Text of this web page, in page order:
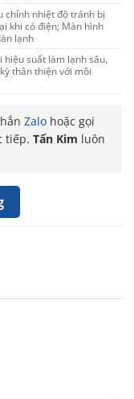
chỉnh nhiệt độ tránh bị
khi có điện; Màn hình
lạnh
suất làm lạnh sâu,
thân thiện với môi
Zalo hoặc gọi
tiếp. Tấn Kim luôn
số lượng